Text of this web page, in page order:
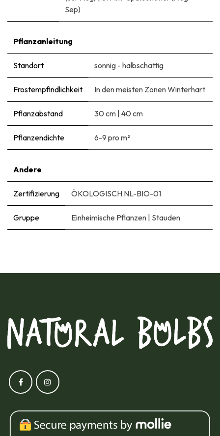
Sep)
Pflanzanleitung
Standort sonnig - halbschattig
Frostempfindlichkeit In den meisten Zonen Winterhart
Pflanzabstand 30 cm | 40 cm
Pflanzendichte 6-9 pro m²
Andere
Zertifizierung ÖKOLOGISCH NL-BIO-01
Gruppe Einheimische Pflanzen | Stauden